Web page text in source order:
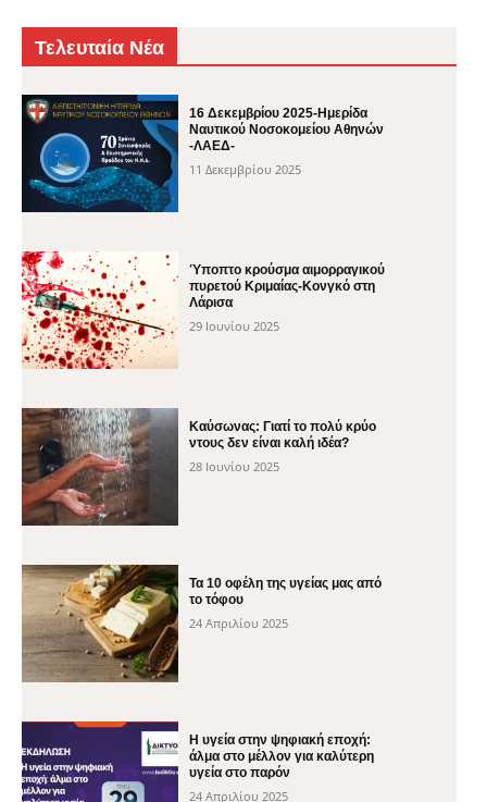
Τελευταία Νέα
16 Δεκεμβρίου 2025-Ημερίδα
Ναυτικού Νοσοκομείου Αθηνών
-ΛΑΕΔ-
11 Δεκεμβρίου 2025
Ύποπτο κρούσμα αιμορραγικού
πυρετού Κριμαίας-Κονγκό στη
Λάρισα
29 Ιουνίου 2025
Καύσωνας: Γιατί το πολύ κρύο
ντους δεν είναι καλή ιδέα?
28 Ιουνίου 2025
Τα 10 οφέλη της υγείας μας από
το τόφου
24 Απριλίου 2025
H υγεία στην ψηφιακή εποχή:
άλμα στο μέλλον για καλύτερη
υγεία στο παρόν
24 Απριλίου 2025